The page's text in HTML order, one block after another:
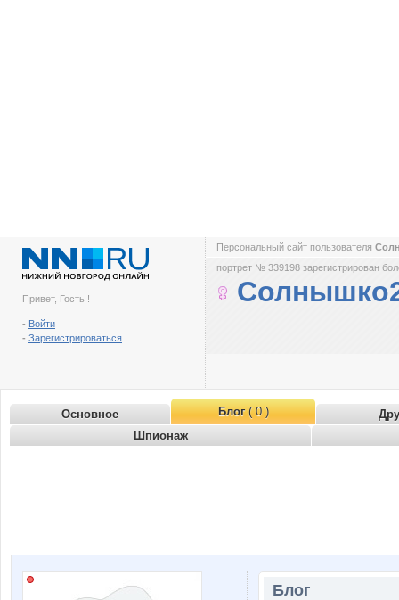
Привет, Гость !
- Войти
- Зарегистрироваться
Персональный сайт пользователя
портрет № 339198 зарегистрирован
Основное Блог( 0 )
Шпионаж
Блог